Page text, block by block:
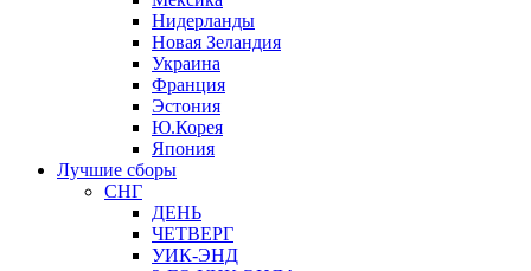
Нидерланды
Новая Зеландия
Украина
Франция
Эстония
Ю.Корея
Япония
Лучшие сборы
СНГ
ДЕНЬ
ЧЕТВЕРГ
УИК-ЭНД